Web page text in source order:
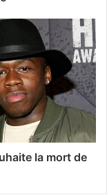
la mort de